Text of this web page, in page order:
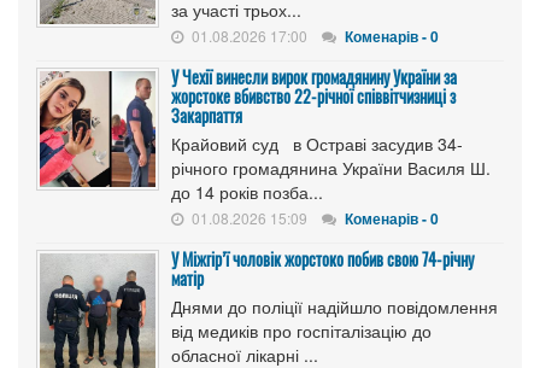
за участі трьох...
01.08.2026 17:00 Коменарів - 0
У Чехії винесли вирок громадянину України за
жорстоке вбивство 22-річної співвітчизниці з
Закарпаття
Крайовий суд в Остраві засудив 34-
річного громадянина України Василя Ш.
до 14 років позба...
01.08.2026 15:09 Коменарів - 0
У Міжгір’ї чоловік жорстоко побив свою 74-річну
матір
Днями до поліції надійшло повідомлення
від медиків про госпіталізацію до
обласної лікарні ...